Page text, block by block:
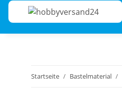
Startseite Bastelmaterial